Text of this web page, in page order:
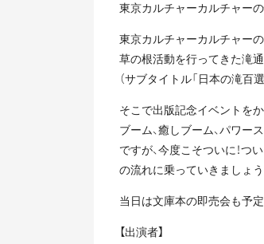
東京カルチャーカルチャー
東京カルチャーカルチャー
草の根活動を行ってきた滝通
（サブタイトル「日本の滝百
そこで出版記念イベントを
ブーム、癒しブーム、パワー
ですが、今度こそついに！つ
の流れに乗っていきましょう！
当日は文庫本の即売会も予
【出演者】